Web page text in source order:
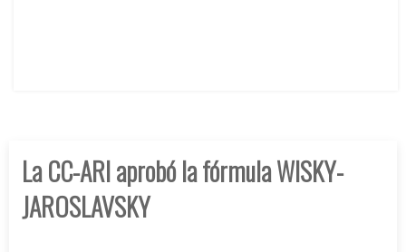
La CC-ARI aprobó la fórmula WISKY-
JAROSLAVSKY